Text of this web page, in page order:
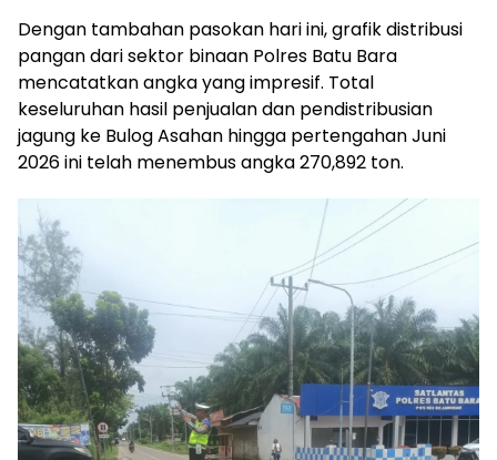
​Dengan tambahan pasokan hari ini, grafik distribusi
pangan dari sektor binaan Polres Batu Bara
mencatatkan angka yang impresif. Total
keseluruhan hasil penjualan dan pendistribusian
jagung ke Bulog Asahan hingga pertengahan Juni
2026 ini telah menembus angka 270,892 ton.